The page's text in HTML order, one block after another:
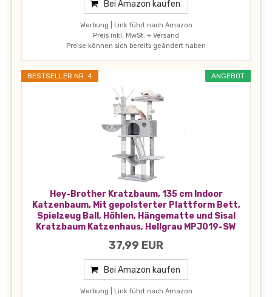
Bei Amazon kaufen
Werbung | Link führt nach Amazon
Preis inkl. MwSt. + Versand
Preise können sich bereits geändert haben
ANGEBOT
BESTSELLER NR. 4
Hey-Brother Kratzbaum, 135 cm Indoor
Katzenbaum, Mit gepolsterter Plattform Bett,
Spielzeug Ball, Höhlen, Hängematte und Sisal
Kratzbaum Katzenhaus, Hellgrau MPJ019-SW
37,99 EUR
Bei Amazon kaufen
Werbung | Link führt nach Amazon